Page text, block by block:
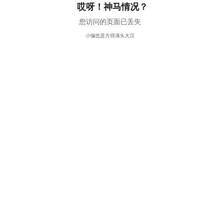
哎呀！神马情况？
您访问的页面已丢失
小编也是方得满头大汉